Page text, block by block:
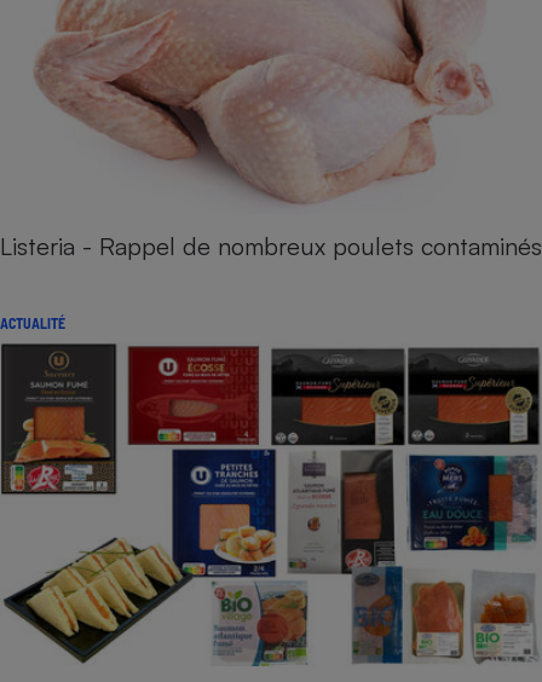
Listeria - Rappel de nombreux poulets contaminés
ACTUALITÉ